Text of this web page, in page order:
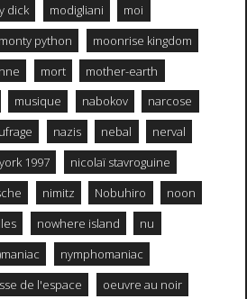
dick modigliani
moi
monty python
moonrise kingdom
mort
mother-earth
musique nabokov
narcose
nazis nebal
nerval
1997
nicolaï stavroguine
nimitz Nobuhiro
noon
nowhere island
nu
nymphomaniac
de l'espace
oeuvre au noir